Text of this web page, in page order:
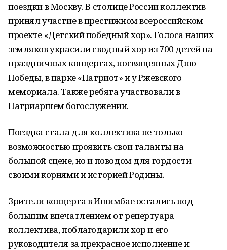
поездки в Москву. В столице России коллектив
принял участие в престижном всероссийском
проекте «Детский победный хор». Голоса наших
земляков украсили сводный хор из 700 детей на
праздничных концертах, посвященных Дню
Победы, в парке «Патриот» и у Ржевского
мемориала. Также ребята участвовали в
Патриаршем богослужении.
Поездка стала для коллектива не только
возможностью проявить свои таланты на
большой сцене, но и поводом для гордости
своими корнями и историей Родины.
Зрители концерта в Ишимбае остались под
большим впечатлением от репертуара
коллектива, поблагодарили хор и его
руководителя за прекрасное исполнение и